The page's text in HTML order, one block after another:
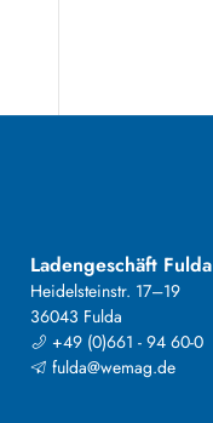
Ladengeschäft Fulda
Heidelsteinstr. 17–19
36043 Fulda
+49 (0)661 - 94 60-0
fulda@wemag.de